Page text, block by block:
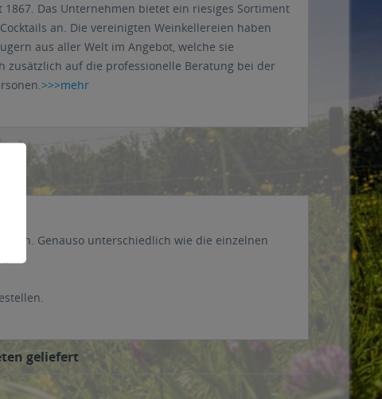
Das Unternehmen bietet ein riesiges Sortiment
an. Die vereinigten Weinkellereien haben
aus aller Welt im Angebot, welche sie
zusätzlich auf die professionelle Beratung bei der
>>>mehr
ein. Genauso unterschiedlich wie die einzelnen
geliefert